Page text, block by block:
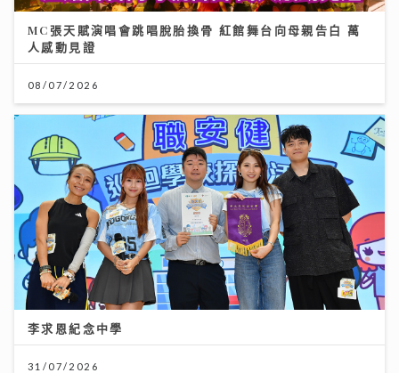
MC張天賦演唱會跳唱脫胎換骨 紅館舞台向母親告白 萬
人感動見證
08/07/2026
李求恩紀念中學
31/07/2026